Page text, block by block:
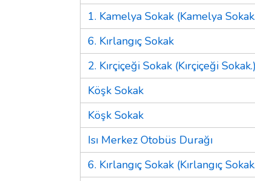
1. Kamelya Sokak (Kamelya
6. Kırlangıç Sokak
2. Kırçiçeği Sokak (Kırçiçeği Sokak.)
Köşk Sokak
Köşk Sokak
Isı Merkez Otobüs Durağı
6. Kırlangıç Sokak (Kırlangıç